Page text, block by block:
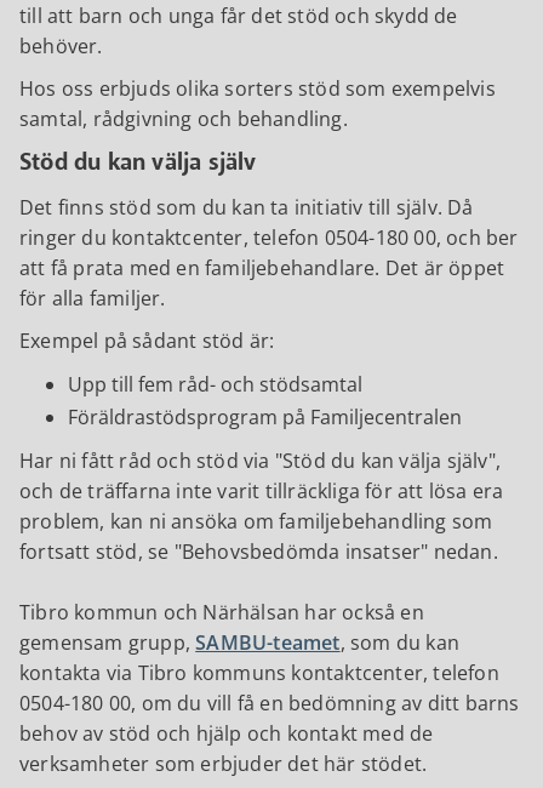
till att barn och unga får det stöd och skydd de
behöver.
Hos oss erbjuds olika sorters stöd som exempelvis
samtal, rådgivning och behandling.
Stöd du kan välja själv
Det finns stöd som du kan ta initiativ till själv. Då
ringer du kontaktcenter, telefon 0504-180 00, och ber
att få prata med en familjebehandlare. Det är öppet
för alla familjer.
Exempel på sådant stöd är:
Upp till fem råd- och stödsamtal
Föräldrastödsprogram på Familjecentralen
Har ni fått råd och stöd via "Stöd du kan välja själv",
och de träffarna inte varit tillräckliga för att lösa era
problem, kan ni ansöka om familjebehandling som
fortsatt stöd, se "Behovsbedömda insatser" nedan.
Tibro kommun och Närhälsan har också en
gemensam grupp,SAMBU-teamet, som du kan
kontakta via Tibro kommuns kontaktcenter, telefon
0504-180 00, om du vill få en bedömning av ditt barns
behov av stöd och hjälp och kontakt med de
verksamheter som erbjuder det här stödet.